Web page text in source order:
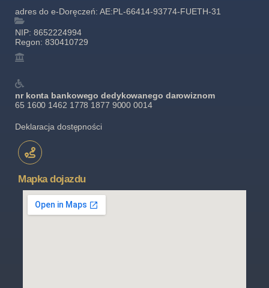
adres do e-Doręczeń: AE:PL-66414-93774-FUETH-31
NIP: 8652224994
Regon: 830410729
nr konta bankowego dedykowanego darowiznom
65 1600 1462 1778 1877 9000 0014
Deklaracja dostępności
Mapka dojazdu